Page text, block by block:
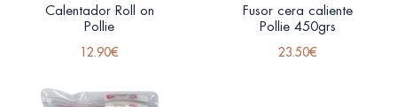
Calentador Roll on
Pollie
12.90€
Fusor cera caliente
Pollie 450grs
23.50€